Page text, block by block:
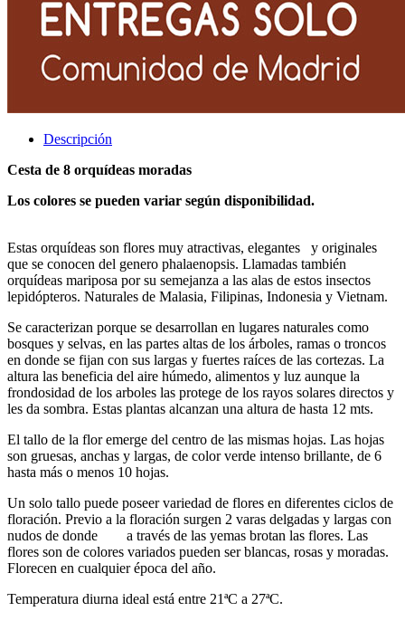
Descripción
Cesta de 8 orquídeas moradas
Los colores se pueden variar según disponibilidad.
Estas orquídeas son flores muy atractivas, elegantes y originales
que se conocen del genero phalaenopsis. Llamadas también
orquídeas mariposa por su semejanza a las alas de estos insectos
lepidópteros. Naturales de Malasia, Filipinas, Indonesia y Vietnam.
Se caracterizan porque se desarrollan en lugares naturales como
bosques y selvas, en las partes altas de los árboles, ramas o troncos
en donde se fijan con sus largas y fuertes raíces de las cortezas. La
altura las beneficia del aire húmedo, alimentos y luz aunque la
frondosidad de los arboles las protege de los rayos solares directos y
les da sombra. Estas plantas alcanzan una altura de hasta 12 mts.
El tallo de la flor emerge del centro de las mismas hojas. Las hojas
son gruesas, anchas y largas, de color verde intenso brillante, de 6
hasta más o menos 10 hojas.
Un solo tallo puede poseer variedad de flores en diferentes ciclos de
floración. Previo a la floración surgen 2 varas delgadas y largas con
nudos de donde a través de las yemas brotan las flores. Las
flores son de colores variados pueden ser blancas, rosas y moradas.
Florecen en cualquier época del año.
Temperatura diurna ideal está entre 21ªC a 27ªC.